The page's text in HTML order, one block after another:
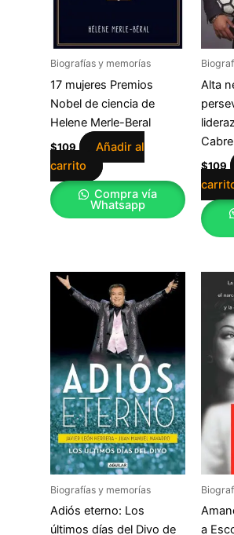
Biografías y memorías
17 mujeres Premios
Nobel de ciencia de
Helene Merle-Beral
$109
Añadir al
carrito
Compra vía
Whatsapp
Alta
$109
Biografías y memorías
Adiós eterno: Los
últimos días del Divo de
a